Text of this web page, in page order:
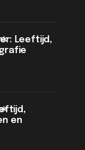
Leeftijd,
en